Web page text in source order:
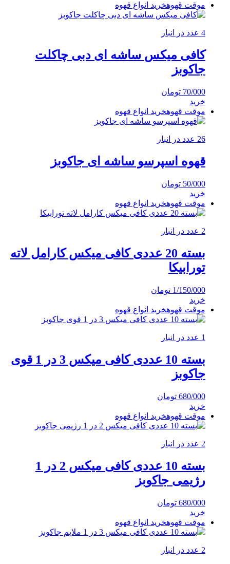
موقت قهوهخرید انواع قهوه
4 عدد در انبار
کافی میکس ساشه ای دبی چاکلت
جاکوبز
70/000 تومان
خرید
موقت قهوهخرید انواع قهوه
26 عدد در انبار
قهوه اسپرسو ساشه ای جاکوبز
50/000 تومان
خرید
موقت قهوهخرید انواع قهوه
2 عدد در انبار
بسته 20 عددی کافی میکس کارامل لاته
تورابیکا
1/150/000 تومان
خرید
موقت قهوهخرید انواع قهوه
1 عدد در انبار
بسته 10 عددی کافی میکس 3 در 1 قوی
جاکوبز
680/000 تومان
خرید
موقت قهوهخرید انواع قهوه
2 عدد در انبار
بسته 10 عددی کافی میکس 2 در 1
رژیمی جاکوبز
680/000 تومان
خرید
موقت قهوهخرید انواع قهوه
2 عدد در انبار